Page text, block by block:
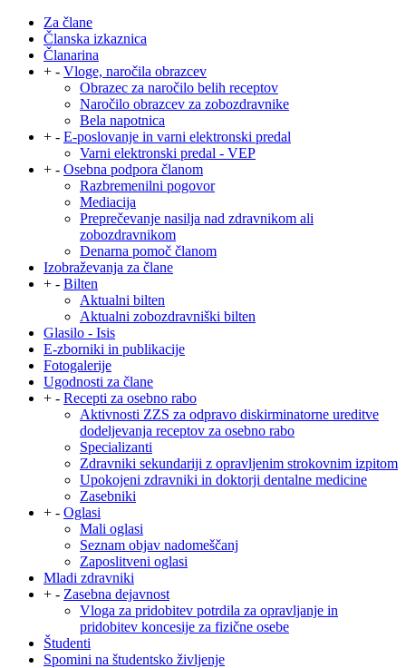
Za člane
Članska izkaznica
Članarina
+ - Vloge, naročila obrazcev
Obrazec za naročilo belih receptov
Naročilo obrazcev za zobozdravnike
Bela napotnica
+ - E-poslovanje in varni elektronski predal
Varni elektronski predal - VEP
+ - Osebna podpora članom
Razbremenilni pogovor
Mediacija
Preprečevanje nasilja nad zdravnikom ali
zobozdravnikom
Denarna pomoč članom
Izobraževanja za člane
+ - Bilten
Aktualni bilten
Aktualni zobozdravniški bilten
Glasilo - Isis
E-zborniki in publikacije
Fotogalerije
Ugodnosti za člane
+ - Recepti za osebno rabo
Aktivnosti ZZS za odpravo diskirminatorne ureditve
dodeljevanja receptov za osebno rabo
Specializanti
Zdravniki sekundariji z opravljenim strokovnim izpitom
Upokojeni zdravniki in doktorji dentalne medicine
Zasebniki
+ - Oglasi
Mali oglasi
Seznam objav nadomeščanj
Zaposlitveni oglasi
Mladi zdravniki
+ - Zasebna dejavnost
Vloga za pridobitev potrdila za opravljanje in
pridobitev koncesije za fizične osebe
Študenti
Spomini na študentsko življenje